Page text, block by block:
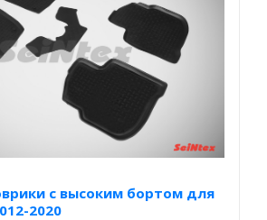
с высоким бортом для
2020